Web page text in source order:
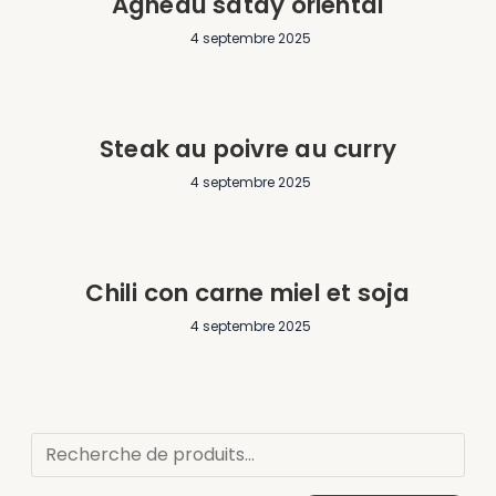
4 septembre 2025
Steak au poivre au curry
4 septembre 2025
Chili con carne miel et soja
4 septembre 2025